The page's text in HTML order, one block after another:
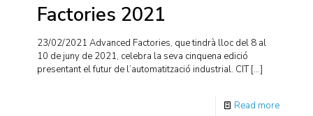
Factories 2021
23/02/2021 Advanced Factories, que tindrà lloc del 8 al
10 de juny de 2021, celebra la seva cinquena edició
presentant el futur de l’automatització industrial. CIT[…]
Read more